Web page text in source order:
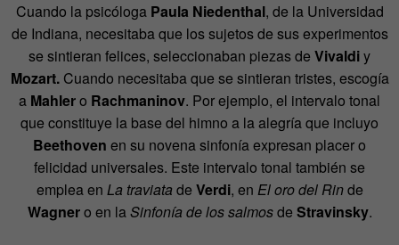
Cuando la psicóloga Paula Niedenthal, de la Universidad
de Indiana, necesitaba que los sujetos de sus experimentos
se sintieran felices, seleccionaban piezas de Vivaldiy
Mozart.Cuando necesitaba que se sintieran tristes, escogía
a Mahlero Rachmaninov. Por ejemplo, el intervalo tonal
que constituye la base del himno a la alegría que incluyo
Beethoven en su novena sinfonía expresan placer o
felicidad universales. Este intervalo tonal también se
emplea en La traviata de Verdi, en El oro del Rinde
Wagnero en laSinfonía de los salmosde Stravinsky.